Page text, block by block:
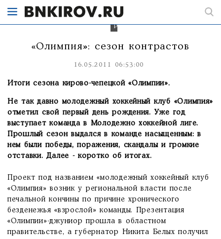
спортивного
результата.
«Олимпия»: сезон контрастов
16.05.2011 06:53:00
Итоги сезона кирово-чепецкой «Олимпии».
Не так давно молодежный хоккейный клуб «Олимпия»
отметил свой первый день рождения. Уже год
выступает команда в Молодежно хоккейной лиге.
Прошлый сезон выдался в команде насыщенным: в
нем были победы, поражения, скандалы и громкие
отставки. Далее - коротко об итогах.
Проект под названием «молодежный хоккейный клуб
«Олимпия» возник у региональной власти после
печальной кончины по причине хронического
безденежья «взрослой» команды. Презентация
«Олимпии»-джуниор прошла в областном
правительстве, а губернатор Никита Белых получил